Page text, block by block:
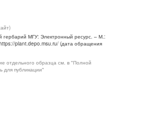
МГУ: Электронный ресурс. – М.:
plant.depo.msu.ru/ (дата обращения
отдельного образца см. в "Полной
для публикации"